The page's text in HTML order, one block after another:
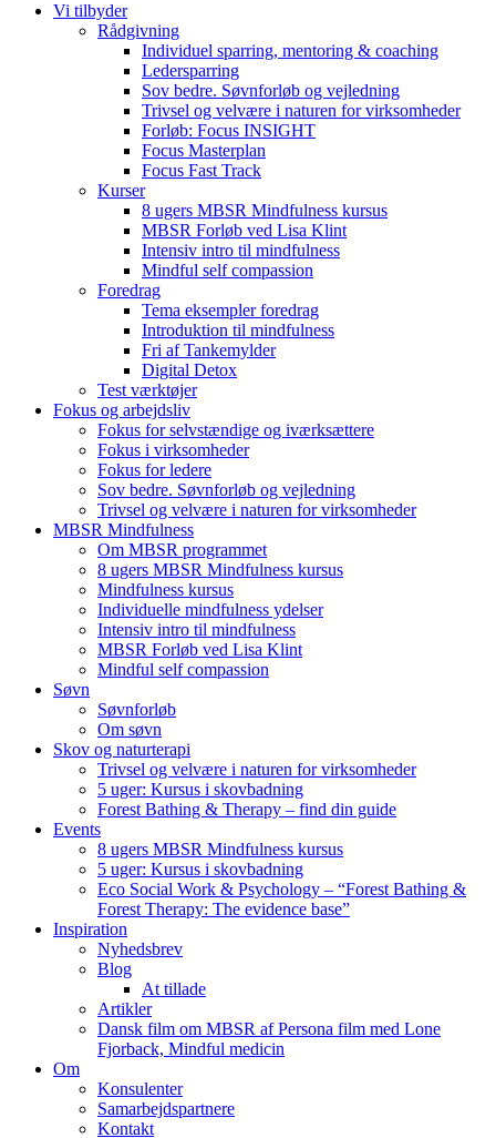
Vi tilbyder
Rådgivning
Individuel sparring, mentoring & coaching
Ledersparring
Sov bedre. Søvnforløb og vejledning
Trivsel og velvære i naturen for virksomheder
Forløb: Focus INSIGHT
Focus Masterplan
Focus Fast Track
Kurser
8 ugers MBSR Mindfulness kursus
MBSR Forløb ved Lisa Klint
Intensiv intro til mindfulness
Mindful self compassion
Foredrag
Tema eksempler foredrag
Introduktion til mindfulness
Fri af Tankemylder
Digital Detox
Test værktøjer
Fokus og arbejdsliv
Fokus for selvstændige og iværksættere
Fokus i virksomheder
Fokus for ledere
Sov bedre. Søvnforløb og vejledning
Trivsel og velvære i naturen for virksomheder
MBSR Mindfulness
Om MBSR programmet
8 ugers MBSR Mindfulness kursus
Mindfulness kursus
Individuelle mindfulness ydelser
Intensiv intro til mindfulness
MBSR Forløb ved Lisa Klint
Mindful self compassion
Søvn
Søvnforløb
Om søvn
Skov og naturterapi
Trivsel og velvære i naturen for virksomheder
5 uger: Kursus i skovbadning
Forest Bathing & Therapy – find din guide
Events
8 ugers MBSR Mindfulness kursus
5 uger: Kursus i skovbadning
Eco Social Work & Psychology – “Forest Bathing &
Forest Therapy: The evidence base”
Inspiration
Nyhedsbrev
Blog
At tillade
Artikler
Dansk film om MBSR af Persona film med Lone
Fjorback, Mindful medicin
Om
Konsulenter
Samarbejdspartnere
Kontakt